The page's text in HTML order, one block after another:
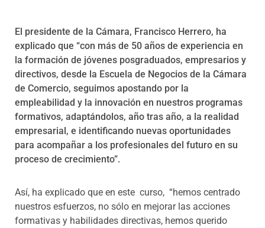
El presidente de la Cámara, Francisco Herrero, ha
explicado que “con más de 50 años de experiencia en
la formación de jóvenes posgraduados, empresarios y
directivos, desde la Escuela de Negocios de la Cámara
de Comercio, seguimos apostando por la
empleabilidad y la innovación en nuestros programas
formativos, adaptándolos, año tras año, a la realidad
empresarial, e identificando nuevas oportunidades
para acompañar a los profesionales del futuro en su
proceso de crecimiento”.
Así, ha explicado que en este curso, “hemos centrado
nuestros esfuerzos, no sólo en mejorar las acciones
formativas y habilidades directivas, hemos querido